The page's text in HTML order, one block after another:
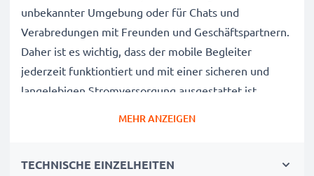
unbekannter Umgebung oder für Chats und
Verabredungen mit Freunden und Geschäftspartnern.
Daher ist es wichtig, dass der mobile Begleiter
jederzeit funktiontiert und mit einer sicheren und
langelebigen Stromversorgung ausgestattet ist.
speziell für das Comfort 1020, 1010, 1060 Handy /
MEHR ANZEIGEN
TECHNISCHE EINZELHEITEN